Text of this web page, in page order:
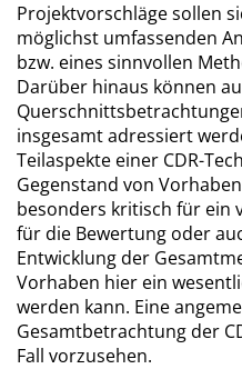
Projektvorschläge sollen
möglichst umfassenden
bzw. eines sinnvollen
Darüber hinaus können
insgesamt adressiert
Teilaspekte einer CDR-
Gegenstand von
besonders kritisch für ein
für die Bewertung oder
Entwicklung der
Vorhaben hier ein
werden kann. Eine
Gesamtbetrachtung der
Fall vorzusehen.